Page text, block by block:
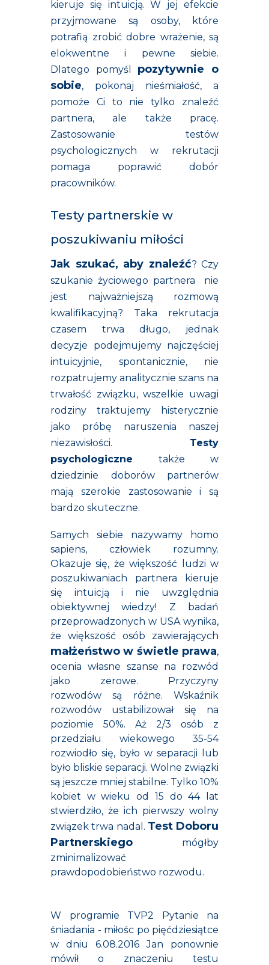
kieruje się intuicją. W jej efekcie
przyjmowane są osoby, które
potrafią zrobić dobre wrażenie, są
elokwentne i pewne siebie.
Dlatego pomyśl pozytywnie o
sobie, pokonaj nieśmiałość, a
pomoże Ci to nie tylko znaleźć
partnera, ale także pracę.
Zastosowanie testów
psychologicznych w rekrutacji
pomaga poprawić dobór
pracowników.
Testy partnerskie w
poszukiwaniu miłości
Jak szukać, aby znaleźć? Czy
szukanie życiowego partnera nie
jest najważniejszą rozmową
kwalifikacyjną? Taka rekrutacja
czasem trwa długo, jednak
decyzje podejmujemy najczęściej
intuicyjnie, spontanicznie, nie
rozpatrujemy analitycznie szans na
trwałość związku, wszelkie uwagi
rodziny traktujemy histerycznie
jako próbę naruszenia naszej
niezawisłości. Testy
psychologiczne także w
dziedzinie doborów partnerów
mają szerokie zastosowanie i są
bardzo skuteczne.
Samych siebie nazywamy homo
sapiens, człowiek rozumny.
Okazuje się, że większość ludzi w
poszukiwaniach partnera kieruje
się intuicją i nie uwzględnia
obiektywnej wiedzy! Z badań
przeprowadzonych w USA wynika,
że większość osób zawierających
małżeństwo w świetle prawa,
ocenia własne szanse na rozwód
jako zerowe. Przyczyny
rozwodów są różne. Wskaźnik
rozwodów ustabilizował się na
poziomie 50%. Aż 2/3 osób z
przedziału wiekowego 35-54
rozwiodło się, było w separacji lub
było bliskie separacji. Wolne związki
są jeszcze mniej stabilne. Tylko 10%
kobiet w wieku od 15 do 44 lat
stwierdziło, że ich pierwszy wolny
związek trwa nadal. Test Doboru
Partnerskiego mógłby
zminimalizować
prawdopodobieństwo rozwodu.
W programie TVP2 Pytanie na
śniadania - miłośc po pięćdziesiątce
w dniu 6.08.2016 Jan ponownie
mówił o znaczeniu testu